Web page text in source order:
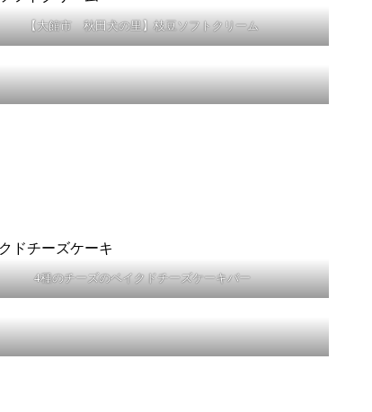
【大館市 秋田犬の里】枝豆ソフトクリーム
4種のチーズのベイクドチーズケーキバー